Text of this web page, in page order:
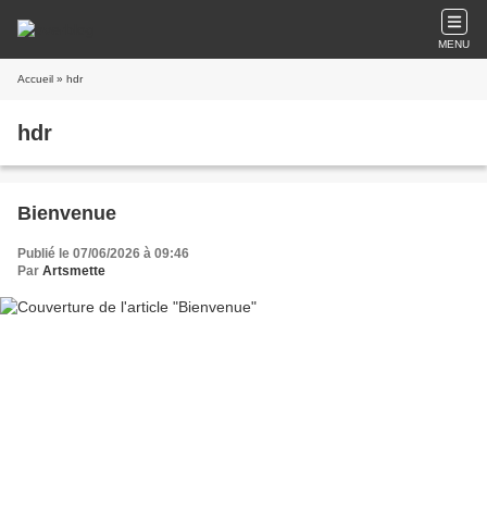
MENU
Accueil » hdr
hdr
Bienvenue
Publié le 07/06/2026 à 09:46
Par Artsmette